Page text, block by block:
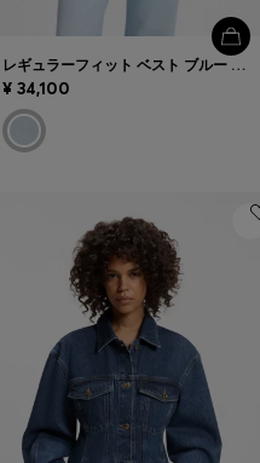
レギュラーフィット ベスト ブルー マーブルデニム
¥ 34,100